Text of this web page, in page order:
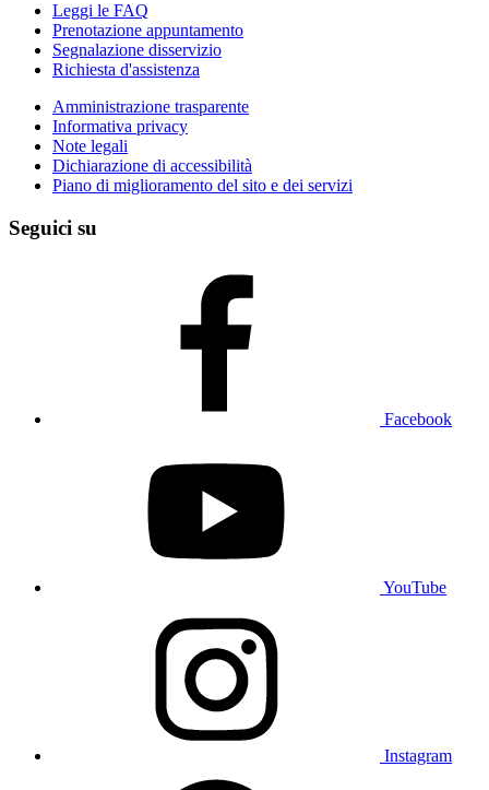
Leggi le FAQ
Prenotazione appuntamento
Segnalazione disservizio
Richiesta d'assistenza
Amministrazione trasparente
Informativa privacy
Note legali
Dichiarazione di accessibilità
Piano di miglioramento del sito e dei servizi
Seguici su
Facebook
YouTube
Instagram